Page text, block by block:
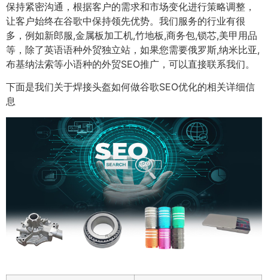
保持紧密沟通，根据客户的需求和市场变化进行策略调整，
让客户始终在谷歌中保持领先优势。我们服务的行业有很
多，例如新郎服,金属板加工机,竹地板,商务包,锁芯,美甲用品
等，除了英语语种外贸独立站，如果您需要俄罗斯,纳米比亚,
布基纳法索等小语种的外贸SEO推广，可以直接联系我们。
下面是我们关于焊接头盔如何做谷歌SEO优化的相关详细信
息